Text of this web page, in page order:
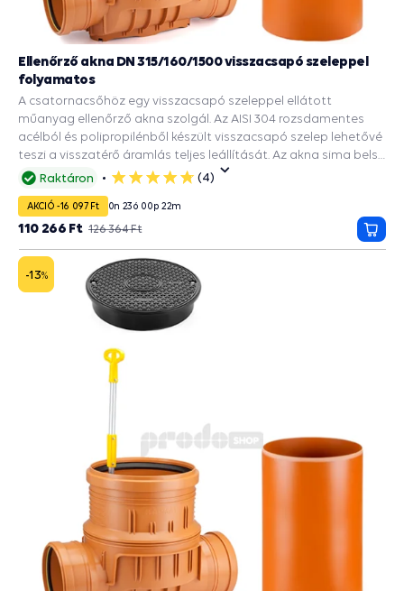
Raktáron
5
(4)
Ellenőrző akna DN 315/160/1500 visszacsapó szeleppel
folyamatos
A csatornacsőhöz egy visszacsapó szeleppel ellátott
műanyag ellenőrző akna szolgál. Az AISI 304 rozsdamentes
acélból és polipropilénből készült visszacsapó szelep lehetővé
teszi a visszatérő áramlás teljes leállítását. Az akna sima belső
felülete megakadályozza a cső belsejében lerakódott
épületekről. A DN 315 tengely bordázott alja 2 DN 160
bemenettel rendelkezik. Ez biztosítja a merevséget és a
talajnyomással szembeni ellenállást. A csomag tartalmaz
még egy DN 315-ös csatornacsõt és egy 2000 kg teherbírású
burkolatot. A kötések tömítettségét gumitömítések
AKCIÓ -16 097 Ft 0n 23ó 00p 21m
126 364 Ft
110 266 Ft
-13%